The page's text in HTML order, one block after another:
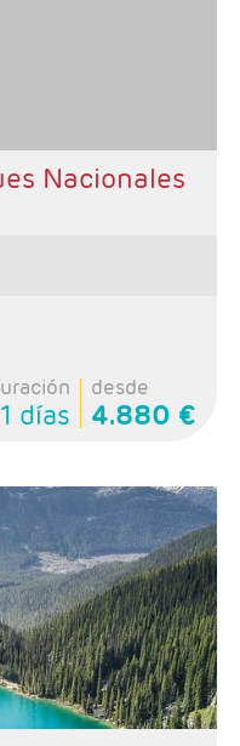
Nacionales
días
desde
4.880 €
Banff, 1 noche Jasper,
Wistler